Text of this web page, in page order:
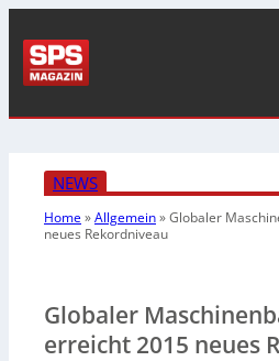
NEWS
Home»Allgemein»Globaler
neues Rekordniveau
Globaler
erreicht 2015 neues